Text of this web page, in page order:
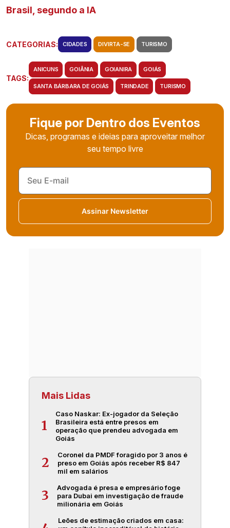
Brasil, segundo a IA
CATEGORIAS: CIDADES DIVIRTA-SE TURISMO
TAGS:
ANICUNS GOIÂNIA GOIANIRA GOIÁS
SANTA BÁRBARA DE GOIÁS TRINDADE TURISMO
Fique por Dentro dos Eventos
Dicas, programas e ideias para aproveitar melhor
seu tempo livre
Assinar Newsletter
Mais Lidas
1
Caso Naskar: Ex-jogador da Seleção
Brasileira está entre presos em
operação que prendeu advogada em
Goiás
2
Coronel da PMDF foragido por 3 anos é
preso em Goiás após receber R$ 847
mil em salários
3
Advogada é presa e empresário foge
para Dubai em investigação de fraude
milionária em Goiás
Leões de estimação criados em casa: